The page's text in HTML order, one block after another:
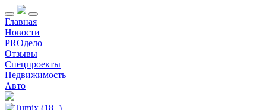
Главная
Новости
PROдело
Отзывы
Спецпроекты
Недвижимость
Авто